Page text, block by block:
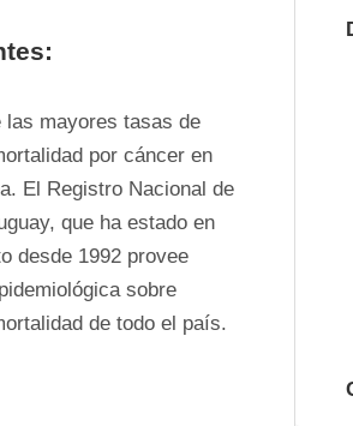
las mayores tasas de
por cáncer en
El Registro Nacional de
que ha estado en
desde 1992 provee
sobre
de todo el país.